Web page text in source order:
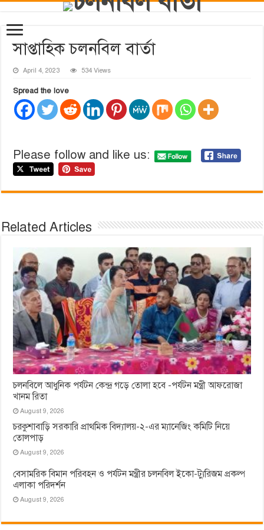
সাপ্তাহিক চলনবিল বার্তা
April 4, 2023 534 Views
Spread the love
Please follow and like us:
Related Articles
চলনবিলে আধুনিক পর্যটন কেন্দ্র গড়ে তোলা হবে -পর্যটন মন্ত্রী আফরোজা
খানম রিতা
August 9, 2026
চরকুশাবাড়ি সরকারি প্রাথমিক বিদ্যালয়-২-এর ম্যানেজিং কমিটি নিয়ে
তোলপাড়
August 9, 2026
বেসামরিক বিমান পরিবহন ও পর্যটন মন্ত্রীর চলনবিল ইকো-ট্যুরিজম প্রকল্প
এলাকা পরিদর্শন
August 9, 2026